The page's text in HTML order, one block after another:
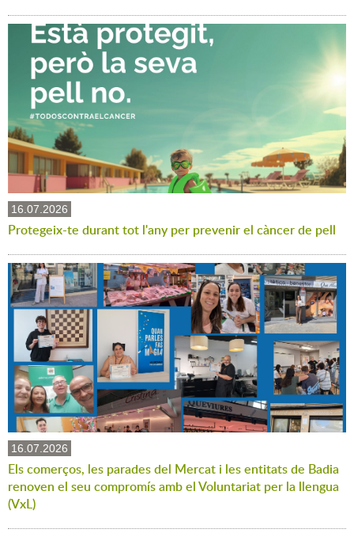
16.07.2026
Protegeix-te durant tot l'any per prevenir el càncer de pell
16.07.2026
Els comerços, les parades del Mercat i les entitats de Badia
renoven el seu compromís amb el Voluntariat per la llengua
(VxL)